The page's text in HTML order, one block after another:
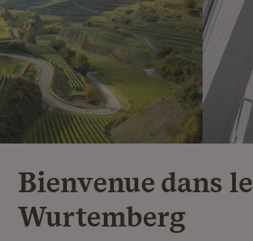
Bienvenue dans le
Wurtemberg